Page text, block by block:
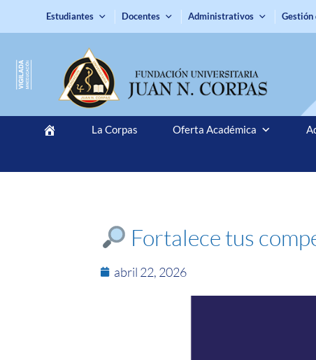
Estudiantes Docentes Administrativos Gestión
La Corpas Oferta Académica
Fortalece tus
abril 22, 2026